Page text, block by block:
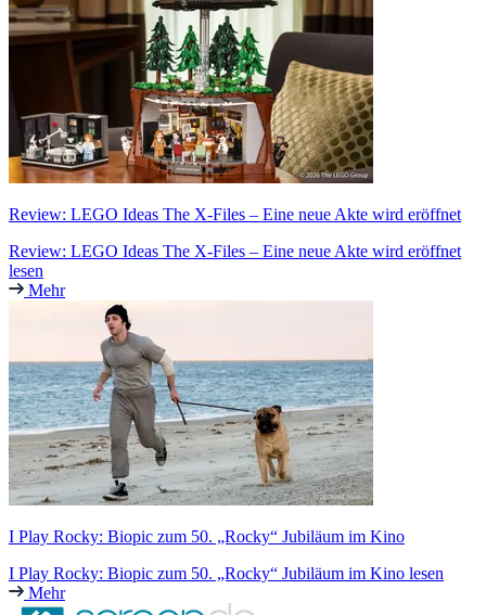
Review: LEGO Ideas The X-Files – Eine neue Akte wird eröffnet
Review: LEGO Ideas The X-Files – Eine neue Akte wird eröffnet
lesen
Mehr
I Play Rocky: Biopic zum 50. „Rocky“ Jubiläum im Kino
I Play Rocky: Biopic zum 50. „Rocky“ Jubiläum im Kino lesen
Mehr